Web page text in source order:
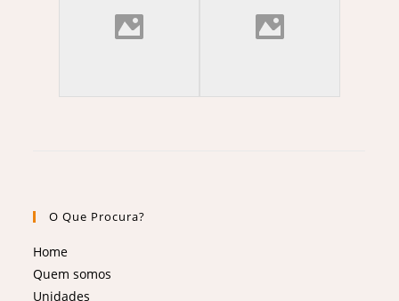
O Que Procura?
Home
Quem somos
Unidades